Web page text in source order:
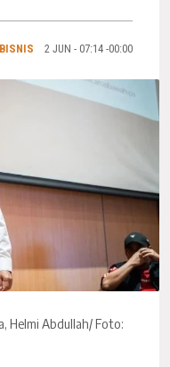
2 JUN - 07:14 -00:00
Helmi Abdullah/ Foto: